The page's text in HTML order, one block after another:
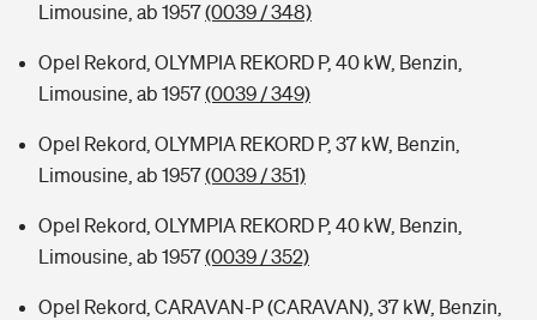
Limousine, ab 1957(0039 / 348)
Opel Rekord, OLYMPIA REKORD P, 40 kW, Benzin,
Limousine, ab 1957(0039 / 349)
Opel Rekord, OLYMPIA REKORD P, 37 kW, Benzin,
Limousine, ab 1957(0039 / 351)
Opel Rekord, OLYMPIA REKORD P, 40 kW, Benzin,
Limousine, ab 1957(0039 / 352)
Opel Rekord, CARAVAN-P (CARAVAN), 37 kW, Benzin,